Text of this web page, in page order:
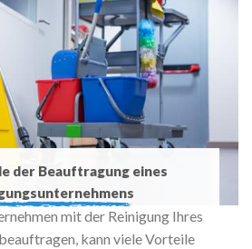
der Beauftragung eines
mit der Reinigung Ihres
kann viele Vorteile